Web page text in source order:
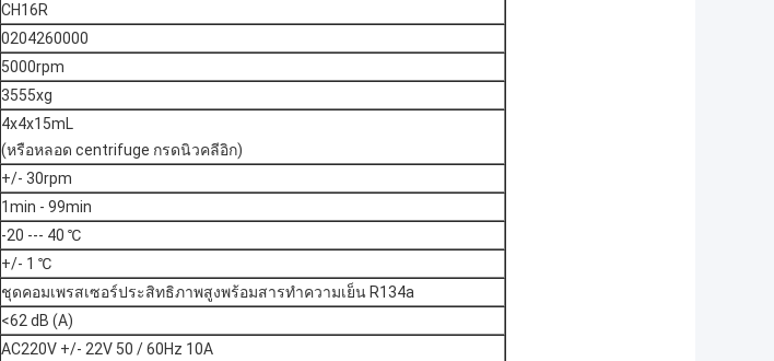
CH16R
0204260000
5000rpm
3555xg
4x4x15mL
(หรือหลอด centrifuge กรดนิวคลีอิก)
+/- 30rpm
1min - 99min
-20 --- 40 ℃
+/- 1 ℃
ชุดคอมเพรสเซอร์ประสิทธิภาพสูงพร้อมสารทำความเย็น R134a
<62 dB (A)
AC220V +/- 22V 50 / 60Hz 10A